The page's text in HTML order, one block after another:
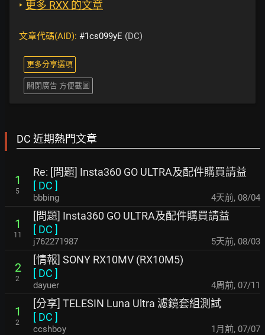
‣ 更多 RXX 的文章
文章代碼(AID): #1cs099yE (DC)
更多分享選項
關閉廣告 方便截圖
DC 近期熱門文章
1
5
Re: [問題] Insta360 GO ULTRA及配件購買請益
[ DC ]
bbbing 4天前, 08/04
1
11
[問題] Insta360 GO ULTRA及配件購買請益
[ DC ]
j762271987 5天前, 08/03
2
2
[情報] SONY RX10MV (RX10M5)
[ DC ]
dayuer 4周前, 07/11
1
2
[分享] TELESIN Luna Ultra 濾鏡套組測試
[ DC ]
ccshboy 1月前, 07/07